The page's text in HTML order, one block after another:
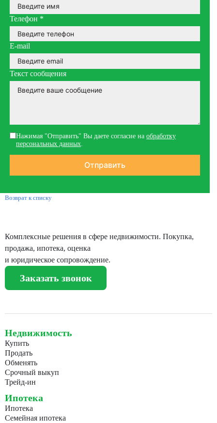
Телефон *
E-mail
Текст сообщения
Нажимая "Отправить" Вы даете согласие на обработку
персональных данных
Возврат к списку
Комплексные решения в сфере недвижимости. Покупка,
продажа, ипотека, оценка
и юридическое сопровождение.
Заказать звонок
Недвижимость
Купить
Продать
Обменять
Срочный выкуп
Трейд-ин
Ипотека
Ипотека
Семейная ипотека